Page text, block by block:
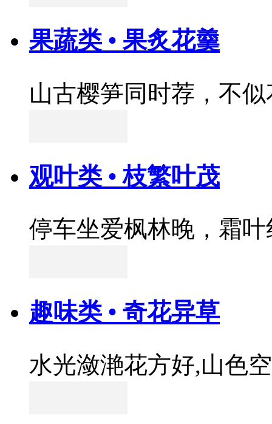
果蔬类 • 果炙花羹
山古樱笋同时荐，不
观叶类 • 枝繁叶茂
停车坐爱枫林晚，霜
趣味类 • 奇花异草
水光潋滟花方好,山色